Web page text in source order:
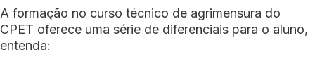
A formação no curso técnico de agrimensura do
CPET oferece uma série de diferenciais para o aluno,
entenda: